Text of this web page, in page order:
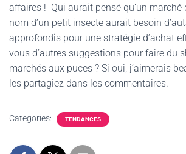
affaires ! Qui aurait pensé qu’un marché
nom d’un petit insecte aurait besoin
approfondis pour une stratégie d’achat
vous d’autres suggestions pour faire du
marchés aux puces ? Si oui, j’aimerais
les partagiez dans les commentaires.
Categories: TENDANCES